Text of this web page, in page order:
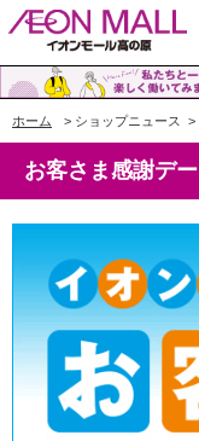
ホーム > ショップニュース >
お客さま感謝デー